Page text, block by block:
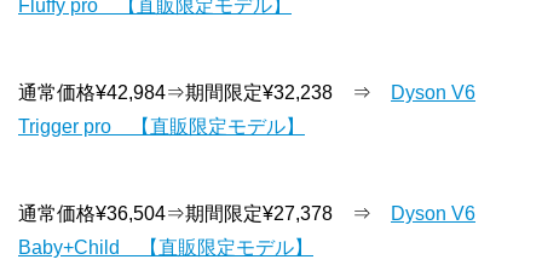
Fluffy pro 【直販限定モデル】
通常価格¥42,984⇒期間限定¥32,238 ⇒
Dyson V6
Trigger pro 【直販限定モデル】
通常価格¥36,504⇒期間限定¥27,378 ⇒
Dyson V6
Baby+Child 【直販限定モデル】